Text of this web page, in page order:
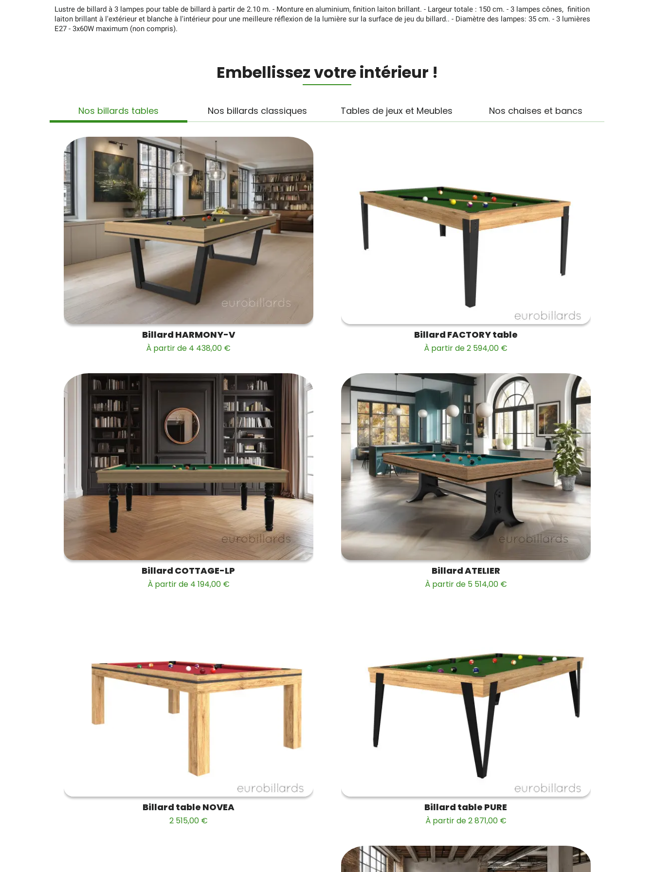
Lustre de billard à 3 lampes pour table de billard à partir de 2.10 m. - Monture en aluminium, finition laiton brillant. - Largeur totale : 150 cm. - 3 lampes cônes, finition
laiton brillant à l'extérieur et blanche à l'intérieur pour une meilleure réflexion de la lumière sur la surface de jeu du billard.. - Diamètre des lampes: 35 cm. - 3 lumières
E27 - 3x60W maximum (non compris).
Embellissez votre intérieur !
Nos billards tables Nos billards classiques Tables de jeux et Meubles Nos chaises et bancs
Billard HARMONY-V
À partir de 4 438,00 €
Billard FACTORY table
À partir de 2 594,00 €
Billard COTTAGE-LP
À partir de 4 194,00 €
Billard ATELIER
À partir de 5 514,00 €
Billard table NOVEA
2 515,00 €
Billard table PURE
À partir de 2 871,00 €